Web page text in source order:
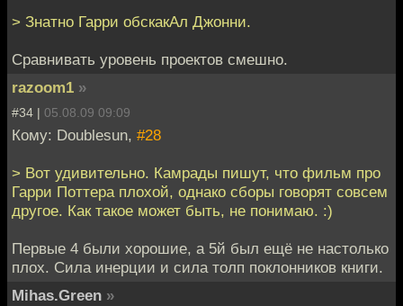
> Знатно Гарри обскакАл Джонни.
Сравнивать уровень проектов смешно.
razoom1 »
#34 | 05.08.09 09:09
Кому: Doublesun, #28
> Вот удивительно. Камрады пишут, что фильм про
Гарри Поттера плохой, однако сборы говорят совсем
другое. Как такое может быть, не понимаю. :)
Первые 4 были хорошие, а 5й был ещё не настолько
плох. Сила инерции и сила толп поклонников книги.
Mihas.Green »